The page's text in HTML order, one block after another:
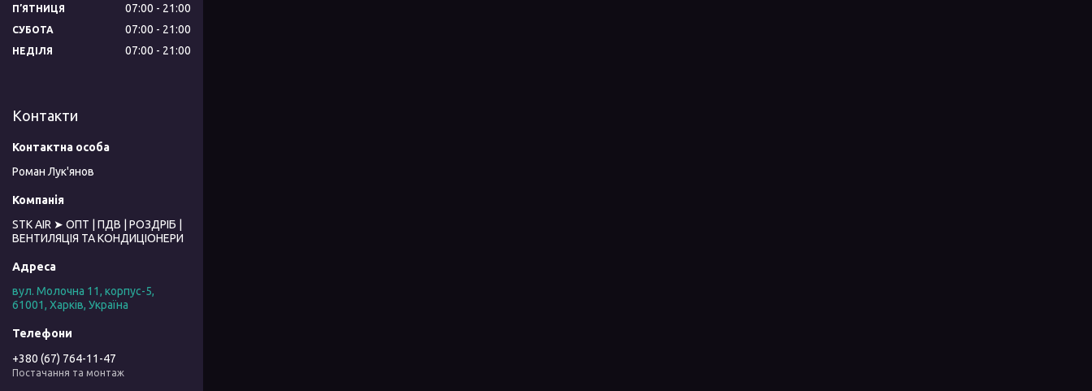
ПʼЯТНИЦЯ 07:00 21:00
СУБОТА 07:00 21:00
НЕДІЛЯ 07:00 21:00
Контакти
Роман Лук'янов
STK AIR ➤ ОПТ | ПДВ | РОЗДРІБ |
ВЕНТИЛЯЦІЯ ТА КОНДИЦІОНЕРИ
вул. Молочна 11, корпус-5,
61001, Харків, Україна
+380 (67) 764-11-47
Постачання та монтаж